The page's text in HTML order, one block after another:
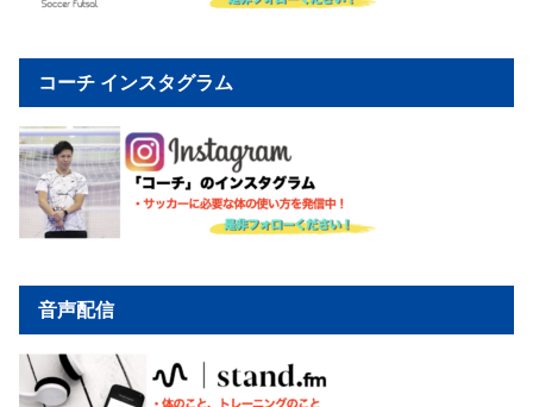
コーチ インスタグラム
音声配信